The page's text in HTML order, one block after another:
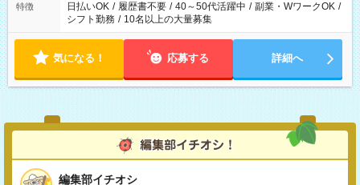
特徴 日払いOK / 履歴書不要 / 40～50代活躍中 / 副業・WワークOK /
シフト勤務 / 10名以上の大量募集
気になる！ 応募する 詳細へ
編集部イチオシ